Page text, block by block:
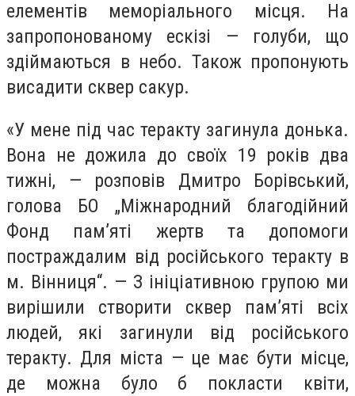
елементів меморіального місця. На
запропонованому ескізі — голуби, що
здіймаються в небо. Також пропонують
висадити сквер сакур.
«У мене під час теракту загинула донька.
Вона не дожила до своїх 19 років два
тижні, — розповів Дмитро Борівський,
голова БО „Міжнародний благодійний
Фонд пам’яті жертв та допомоги
постраждалим від російського теракту в
м. Вінниця“. — З ініціативною групою ми
вирішили створити сквер пам’яті всіх
людей, які загинули від російського
теракту. Для міста — це має бути місце,
де можна було б покласти квіти,